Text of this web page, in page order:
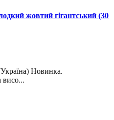
жовтий гігантський (30
Новинка.
висо...